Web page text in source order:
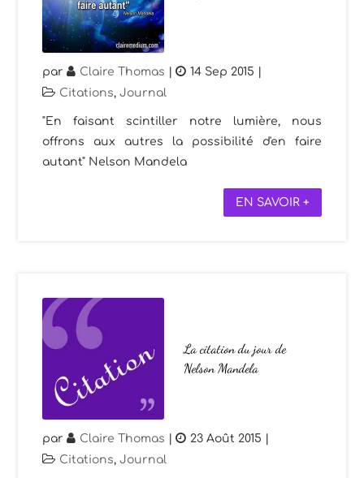
par Claire Thomas | 14 Sep 2015 |
Citations,Journal
"En faisant scintiller notre lumière, nous
offrons aux autres la possibilité d'en faire
autant" Nelson Mandela
EN SAVOIR +
La citation du jour de
Nelson Mandela
par Claire Thomas | 23 Août 2015 |
Citations,Journal